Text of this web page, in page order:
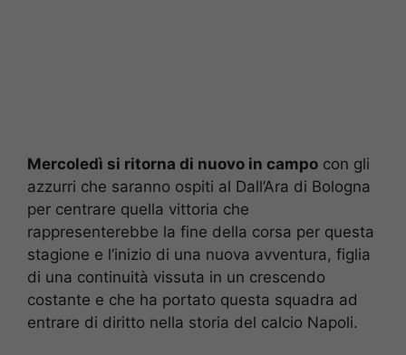
Mercoledì si ritorna di nuovo in campo con gli
azzurri che saranno ospiti al Dall’Ara di Bologna
per centrare quella vittoria che
rappresenterebbe la fine della corsa per questa
stagione e l’inizio di una nuova avventura, figlia
di una continuità vissuta in un crescendo
costante e che ha portato questa squadra ad
entrare di diritto nella storia del calcio Napoli.